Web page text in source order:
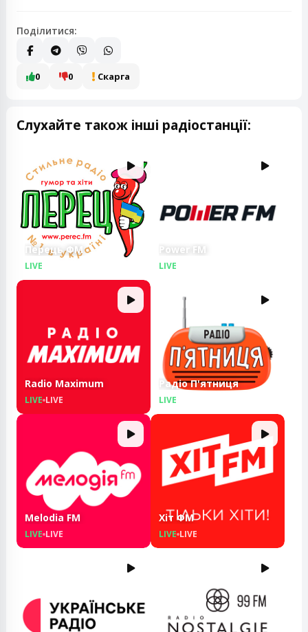
Поділитися:
0 0 Скарга
Слухайте також інші радіостанції:
Перець ФМ
LIVE
Power FM
LIVE
Radio Maximum
LIVE LIVE
Радіо П'ятниця
LIVE
Melodia FM
LIVE LIVE
Хіт ФМ
LIVE LIVE